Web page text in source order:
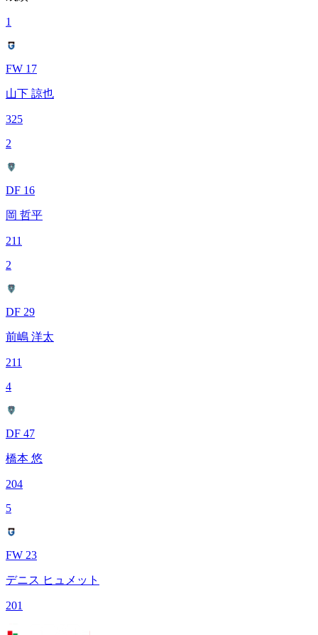
1
FW 17
山下 諒也
325
2
DF 16
岡 哲平
211
2
DF 29
前嶋 洋太
211
4
DF 47
橋本 悠
204
5
FW 23
デニス ヒュメット
201